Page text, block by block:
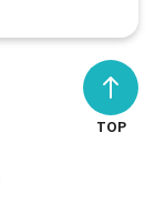
TOP